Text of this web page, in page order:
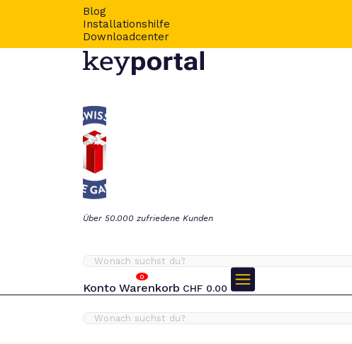
Blog
Installationshilfe
Downloadcenter
Über 50.000 zufriedene Kunden
Konto
0
Warenkorb CHF 0.00